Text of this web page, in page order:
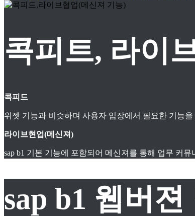
콕피트, 라이
콕피드
위젯 기능과 비슷하며 사용자 입장에서 필요한 기능
라이브현업(메신져)
sap b1 기본 기능에 포함되어 메신져를 통해 업무 커
sap b1 웹버